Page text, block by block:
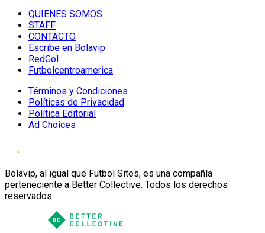
QUIENES SOMOS
STAFF
CONTACTO
Escribe en Bolavip
RedGol
Futbolcentroamerica
Términos y Condiciones
Políticas de Privacidad
Política Editorial
Ad Choices
Bolavip, al igual que Futbol Sites, es una compañía
perteneciente a Better Collective. Todos los derechos
reservados